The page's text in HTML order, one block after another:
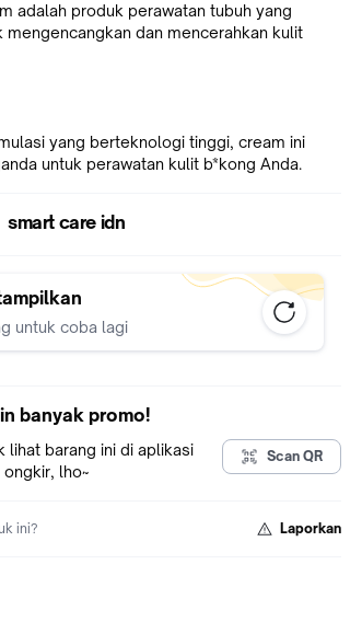
adalah produk perawatan tubuh yang
mengencangkan dan mencerahkan kulit
yang berteknologi tinggi, cream ini
untuk perawatan kulit b*kong Anda.
smart care idn
untuk coba lagi
banyak promo!
lihat barang ini di aplikasi
lho~
Scan QR
ini? Laporkan